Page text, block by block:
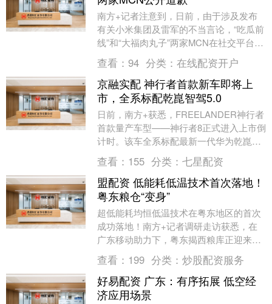
南方+记者注意到，日前，由于涉及发布
有关小米集团及雷军的不当言论，“吃瓜前
线”和“大福肉丸子”两家MCN在社交平台公
开道歉，并承诺今后加强对旗下账号发布
内容的审....
查看： 94 分类： 在线配资开户
京融实配 神行者首款新车即将上
市，全系标配乾崑智驾5.0
日前，南方+获悉，FREELANDER神行者
首款量产车型——神行者8正式进入上市倒
计时。该车全系标配最新一代华为乾崑智
驾ADS 5.0，即将以“豪华科技全地形S....
查看： 155 分类： 七星配资
盟配资 低能耗低温技术首次落地！
粤东粮仓“变身”
超低能耗均恒低温技术在粤东地区的首次
成功落地！南方+记者调研走访获悉，在
广东移动助力下，粤东揭西粮库正迎来智
慧“变身”。该项目是响应省委“百千万工
程”部署要求和....
查看： 199 分类： 炒股配资服务
好易配资 广东：有序拓展 低空经
济应用场景